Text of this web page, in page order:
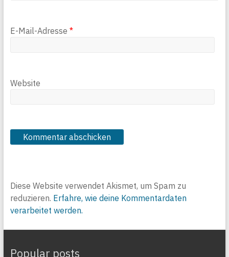
E-Mail-Adresse *
Website
Diese Website verwendet Akismet, um Spam zu
reduzieren. Erfahre, wie deine Kommentardaten
verarbeitet werden.
Popular posts